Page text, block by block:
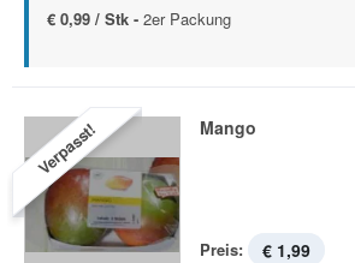
€ 0,99 / Stk - 2er Packung
Verpasst! Mango
Preis: € 1,99